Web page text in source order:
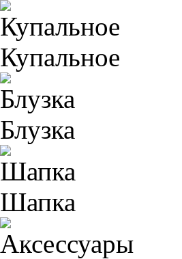
Купальное
Блузка
Шапка